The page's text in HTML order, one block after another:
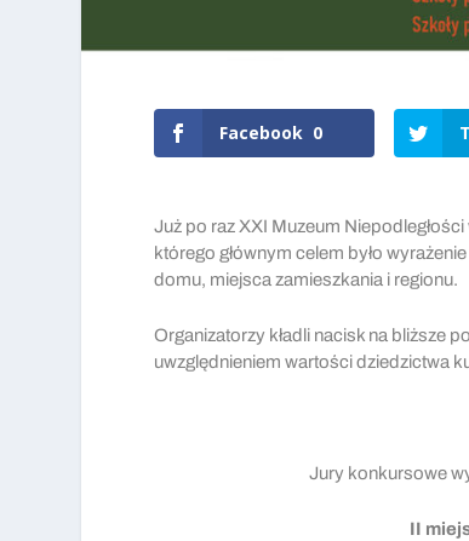
Facebook 0
Już po raz XXI Muzeum
którego głównym celem było
domu, miejsca zamieszkania i regionu.
Organizatorzy kładli nacisk na bliższe
uwzględnieniem wartości dziedzictwa
Jury konkursowe
II